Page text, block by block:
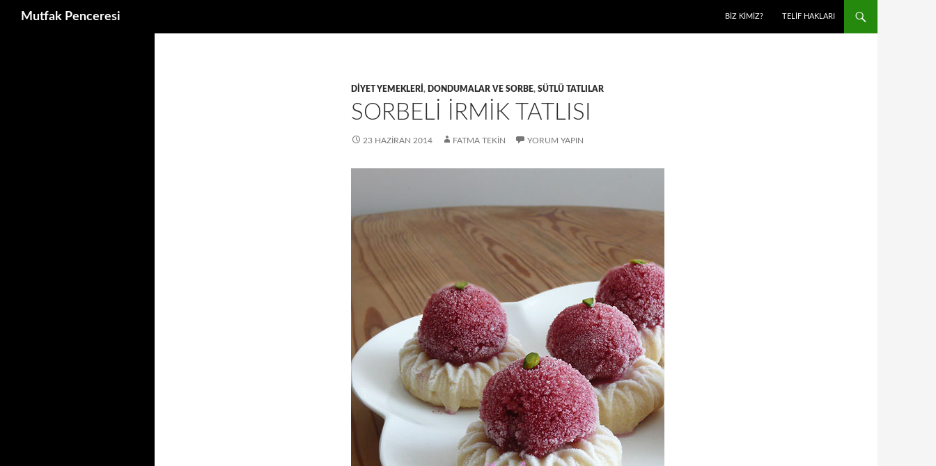
Mutfak Penceresi BIZ KIMIZ? TELIF HAKLARI
DIYET YEMEKLERI , DONDUMALAR VE SORBE, SÜTLÜ TATLILAR
SORBELI İRMIK TATLISI
23 HAZIRAN 2014 FATMA TEKIN YORUM YAPIN